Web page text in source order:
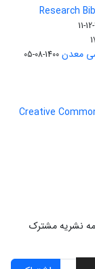
معدن 1400-08-05
Creative
نشریه مشترک